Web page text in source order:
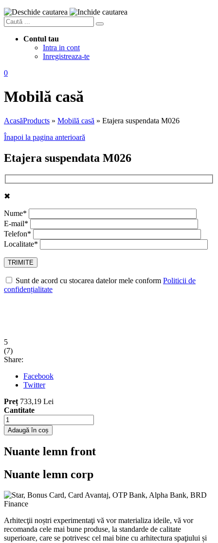
Contul tau
Intra in cont
Inregistreaza-te
0
Mobilă casă
AcasăProducts » Mobilă casă » Etajera suspendata M026
Înapoi la pagina anterioară
Etajera suspendata M026
✖
Nume*
E-mail*
Telefon*
Localitate*
Sunt de acord cu stocarea datelor mele conform Politicii de
confidențialitate
5
(7)
Share:
Facebook
Twitter
Preț 733,19 Lei
Cantitate
Adaugă în coș
Nuante lemn front
Nuante lemn corp
Arhitecţii noștri experimentaţi vă vor materializa ideile, vă vor
recomanda cele mai bune produse, la standarde de calitate
superioare, care se potrivesc cel mai bine cu arhitectura spaţiului și